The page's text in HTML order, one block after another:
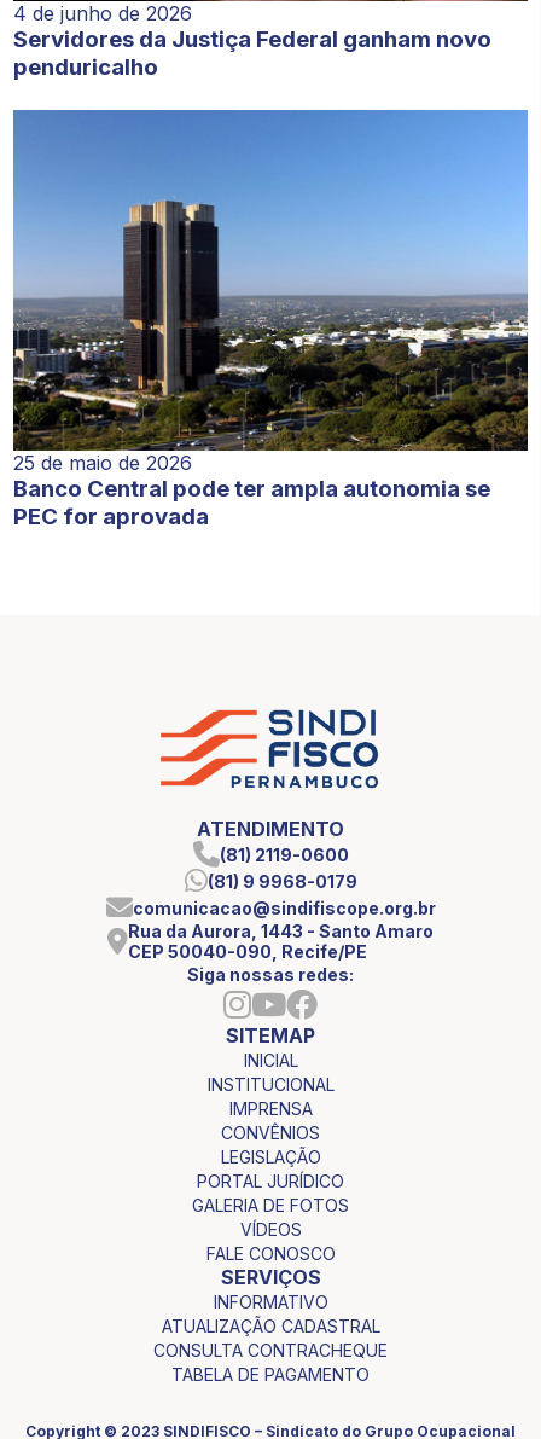
4 de junho de 2026
Servidores da Justiça Federal ganham novo
penduricalho
25 de maio de 2026
Banco Central pode ter ampla autonomia se
PEC for aprovada
ATENDIMENTO
(81) 2119-0600
(81) 9 9968-0179
comunicacao@sindifiscope.org.br
Rua da Aurora, 1443 - Santo Amaro
CEP 50040-090, Recife/PE
Siga nossas redes:
SITEMAP
INICIAL
INSTITUCIONAL
IMPRENSA
CONVÊNIOS
LEGISLAÇÃO
PORTAL JURÍDICO
GALERIA DE FOTOS
VÍDEOS
FALE CONOSCO
SERVIÇOS
INFORMATIVO
ATUALIZAÇÃO CADASTRAL
CONSULTA CONTRACHEQUE
TABELA DE PAGAMENTO
Copyright © 2023 SINDIFISCO – Sindicato do Grupo Ocupacional